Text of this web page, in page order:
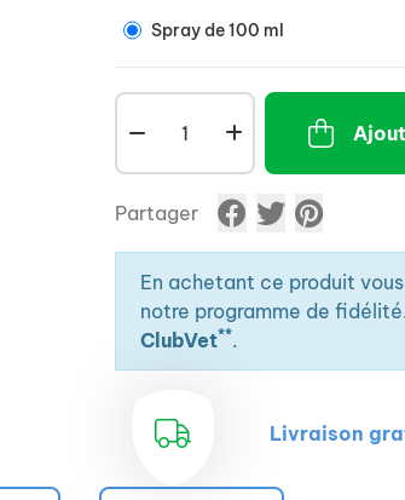
et par le calendula officinalis
Spray de 100 ml
Partager
En achetant ce produit
notre programme de
ClubVet**.
Livraison